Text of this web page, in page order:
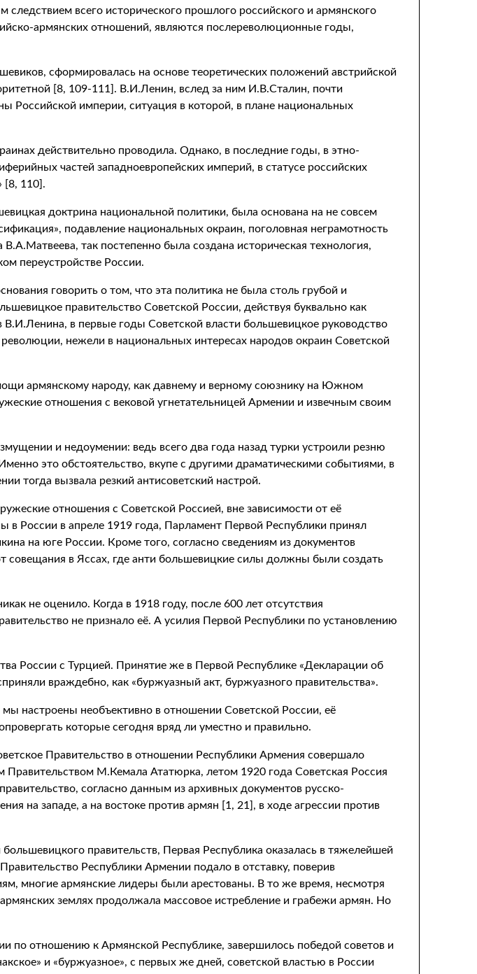
всего исторического прошлого российского и армянского
армянских отношений, являются послереволюционные годы,
сформировалась на основе теоретических положений австрийской
[8, 109-111]. В.И.Ленин, вслед за ним И.В.Сталин, почти
Российской империи, ситуация в которой, в плане национальных
действительно проводила. Однако, в последние годы, в этно-
частей западноевропейских империй, в статусе российских
[8, 110].
доктрина национальной политики, была основана на не совсем
подавление национальных окраин, поголовная неграмотность
так постепенно была создана историческая технология,
переустройстве России.
говорить о том, что эта политика не была столь грубой и
правительство Советской России, действуя буквально как
В.И.Ленина, в первые годы Советской власти большевицкое руководство
нежели в национальных интересах народов окраин Советской
армянскому народу, как давнему и верному союзнику на Южном
отношения с вековой угнетательницей Армении и извечным своим
и недоумении: ведь всего два года назад турки устроили резню
это обстоятельство, вкупе с другими драматическими событиями, в
тогда вызвала резкий антисоветский настрой.
отношения с Советской Россией, вне зависимости от её
в России в апреле 1919 года, Парламент Первой Республики принял
на юге России. Кроме того, согласно сведениям из документов
совещания в Яссах, где анти большевицкие силы должны были создать
не оценило. Когда в 1918 году, после 600 лет отсутствия
не признало её. А усилия Первой Республики по установлению
России с Турцией. Принятие же в Первой Республике «Декларации об
враждебно, как «буржуазный акт, буржуазного правительства».
мы настроены необъективно в отношении Советской России, её
которые сегодня вряд ли уместно и правильно.
Правительство в отношении Республики Армения совершало
М.Кемала Ататюрка, летом 1920 года Советская Россия
согласно данным из архивных документов русско-
на западе, а на востоке против армян [1, 21], в ходе агрессии против
правительств, Первая Республика оказалась в тяжелейшей
Республики Армении подало в отставку, поверив
многие армянские лидеры были арестованы. В то же время, несмотря
землях продолжала массовое истребление и грабежи армян. Но
по отношению к Армянской Республике, завершилось победой советов и
и «буржуазное», с первых же дней, советской властью в России